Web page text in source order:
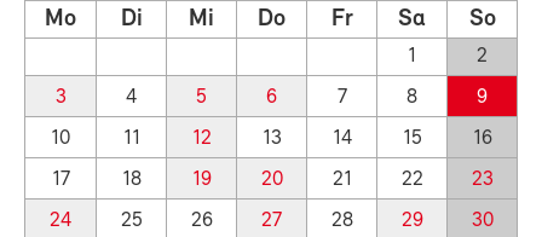
Mo Di Mi Do Fr Sa So
1
2
3
4 5 6 7 8
9
10
11 12 13 14 15
16
17
18 19 20 21 22
23
24
25 26 27 28 29
30